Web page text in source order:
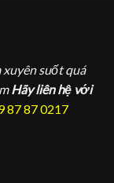
xuyên suốt quá
Hãy liên hệ với
87 87 0217